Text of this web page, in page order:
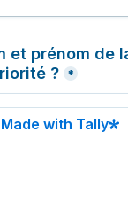
et prénom de
? *
Made with Tally